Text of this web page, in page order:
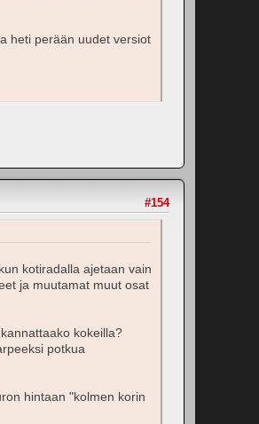
heti perään uudet versiot
#154
kotiradalla ajetaan vain
ja muutamat muut osat
kokeilla?
potkua
hintaan "kolmen korin